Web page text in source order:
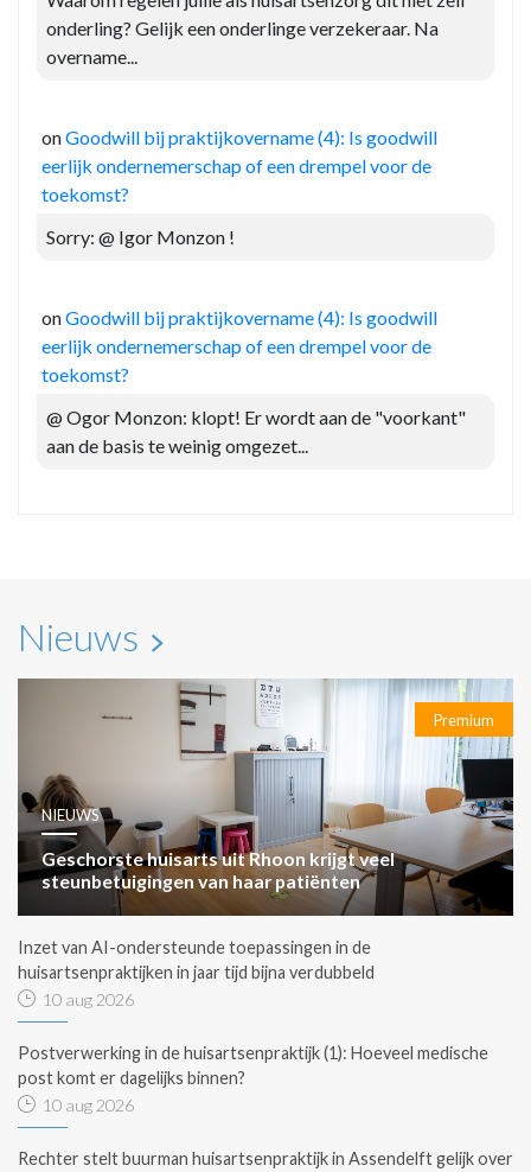
onderling? Gelijk een onderlinge verzekeraar. Na
overname...
onGoodwill bij praktijkovername (4): Is goodwill
eerlijk ondernemerschap of een drempel voor de
toekomst?
Sorry: @ Igor Monzon !
onGoodwill bij praktijkovername (4): Is goodwill
eerlijk ondernemerschap of een drempel voor de
toekomst?
@ Ogor Monzon: klopt! Er wordt aan de "voorkant"
aan de basis te weinig omgezet...
Nieuws
Premium
NIEUWS
Geschorste huisarts uit Rhoon krijgt veel
steunbetuigingen van haar patiënten
Inzet van AI-ondersteunde toepassingen in de
huisartsenpraktijken in jaar tijd bijna verdubbeld
10 aug 2026
Postverwerking in de huisartsenpraktijk (1): Hoeveel medische
post komt er dagelijks binnen?
10 aug 2026
Rechter stelt buurman huisartsenpraktijk in Assendelft gelijk over